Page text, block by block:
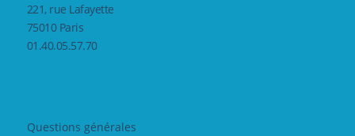
221, rue Lafayette
75010 Paris
01.40.05.57.70
Questions générales